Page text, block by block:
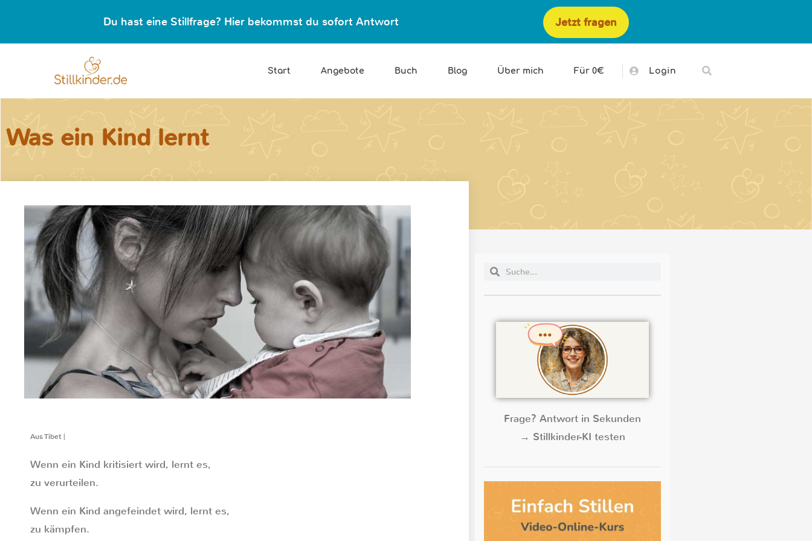
Du hast eine Stillfrage? Hier bekommst du sofort Antwort Jetzt fragen
Start Angebote Buch Blog Über mich Für 0€ Login
Was ein Kind lernt
Aus Tibet |
Wenn ein Kind kritisiert wird, lernt es,
zu verurteilen.
Wenn ein Kind angefeindet wird, lernt es,
zu kämpfen.
Frage? Antwort in Sekunden
→ Stillkinder-KI testen